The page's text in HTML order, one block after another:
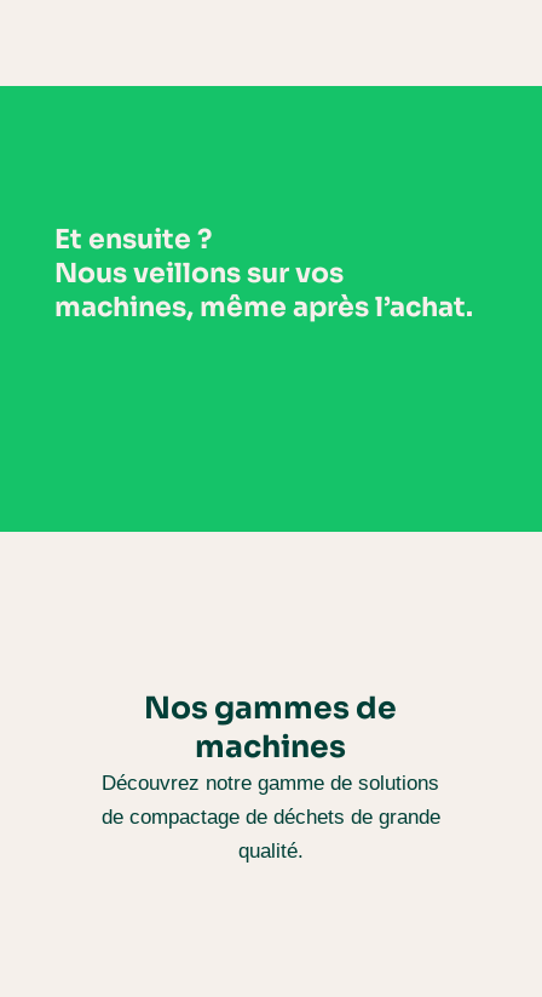
Et ensuite ?
Nous veillonssur vos
machines, même après l’achat.
Nos gammes de
machines
Découvrez notre gamme de solutions
de compactage de déchets de grande
qualité.